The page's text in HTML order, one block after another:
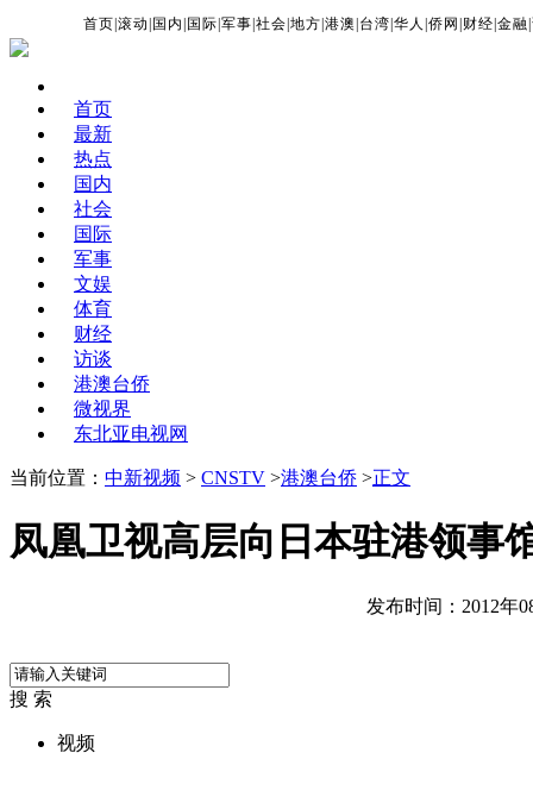
首页 |滚动 国内 国际 |军事 |社会 |地方 |港澳 台湾 |华人 |侨网 财经 |金融 |
首页
最新
热点
国内
社会
国际
军事
文娱
体育
财经
访谈
港澳台侨
微视界
东北亚电视网
当前位置： 中新视频 > CNSTV >港澳台侨 >正文
凤凰卫视高层向日本驻港领事
发布时间：2012年
搜 索
视频